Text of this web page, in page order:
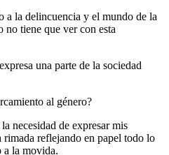
a la delincuencia y el mundo de la
tiene que ver con esta
una parte de la sociedad
al género?
necesidad de expresar mis
reflejando en papel todo lo
a la movida.